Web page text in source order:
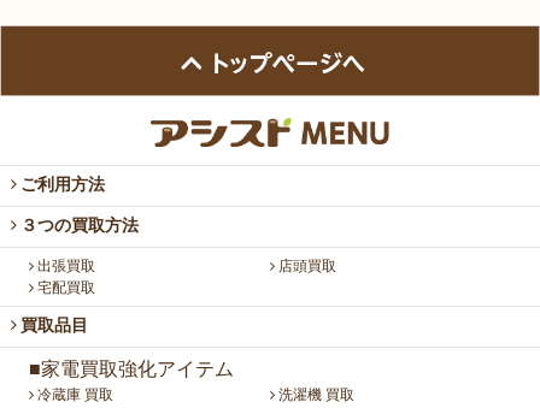
ご利用方法
３つの買取方法
出張買取
店頭買取
宅配買取
買取品目
■家電買取強化アイテム
冷蔵庫 買取
洗濯機 買取